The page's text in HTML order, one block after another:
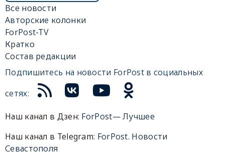
Все новости
Авторские колонки
ForPost-TV
Кратко
Состав редакции
Подпишитесь на новости ForPost в социальных
сетях:
Наш канал в Дзен: ForPost— Лучшее
Наш канал в Telegram: ForPost. Новости
Севастополя